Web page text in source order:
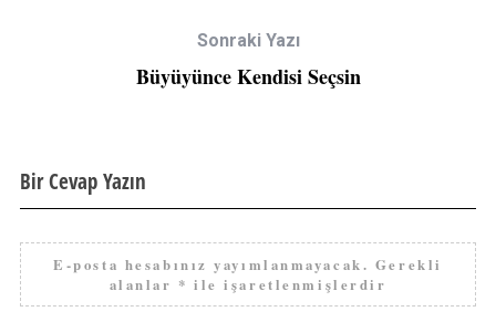
Sonraki Yazı
Büyüyünce Kendisi Seçsin
Bir Cevap Yazın
E-posta hesabınız yayımlanmayacak. Gerekli
alanlar * ile işaretlenmişlerdir